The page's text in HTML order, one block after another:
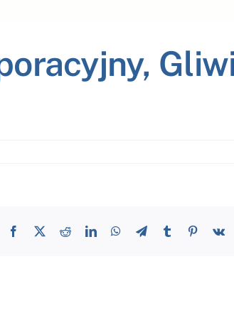
Facebook
X RedditLinkedInWhatsApp
TelegramTumblr Pinterest
Vk